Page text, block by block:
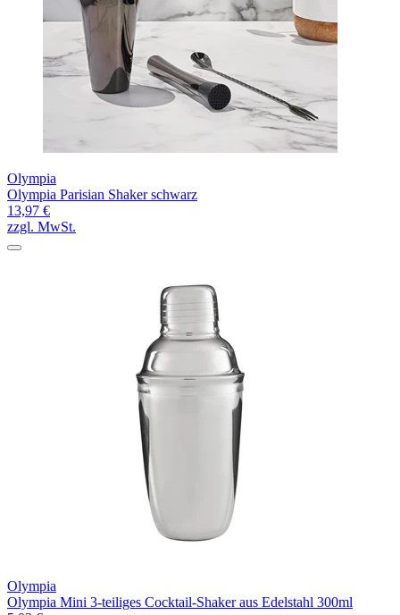
Olympia
Olympia Parisian Shaker schwarz
13,97 €
zzgl. MwSt.
Olympia
Olympia Mini 3-teiliges Cocktail-Shaker aus Edelstahl 300ml